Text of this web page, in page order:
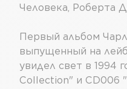
Человека, Роберта
Первый альбом
выпущенный на
увидел свет в 1994
Collection" и CD006